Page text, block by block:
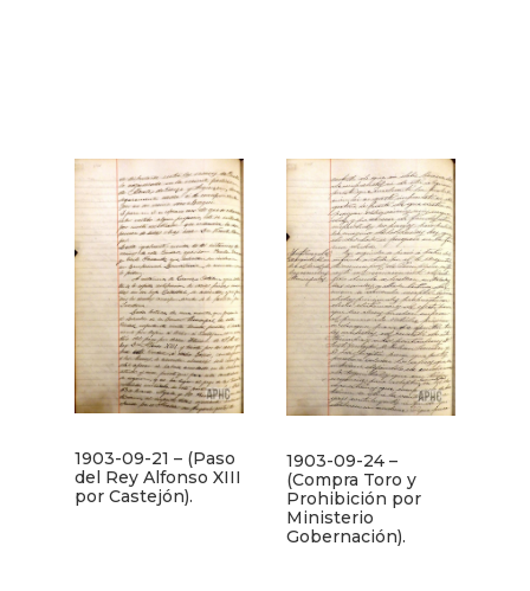
1903-09-21 – (Paso
del Rey Alfonso XIII
por Castejón).
1903-09-24 –
(Compra Toro y
Prohibición por
Ministerio
Gobernación).